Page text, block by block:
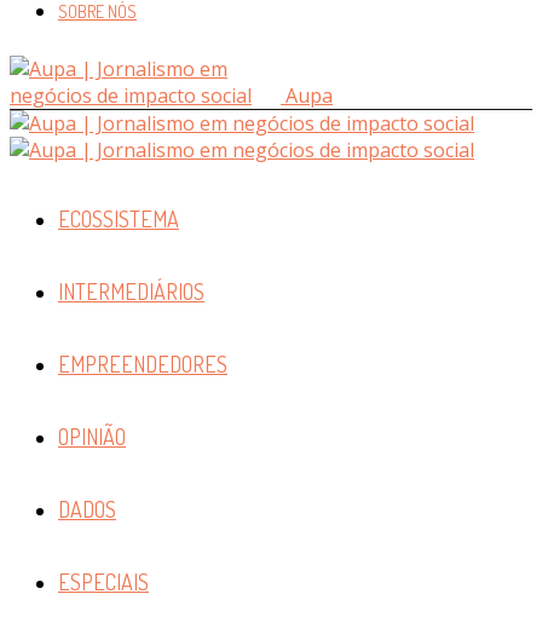
SOBRE NÓS
Aupa
ECOSSISTEMA
INTERMEDIÁRIOS
EMPREENDEDORES
OPINIÃO
DADOS
ESPECIAIS